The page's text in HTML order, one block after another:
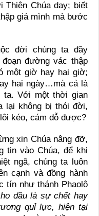
Thiên Chúa dạy; biết
giá mình mà bước
đời chúng ta đầy
đường vác thập
một giờ hay hai giờ;
hai ngày…mà cả là
ta. Với một thời gian
lại không bị thói đời,
kéo, cám dỗ được?
xin Chúa nâng đỡ,
tin vào Chúa, để khi
ngã, chúng ta luôn
cạnh và đồng hành
tín như thánh Phaolô
dầu là sự chết hay
quỉ lực, hiện tại